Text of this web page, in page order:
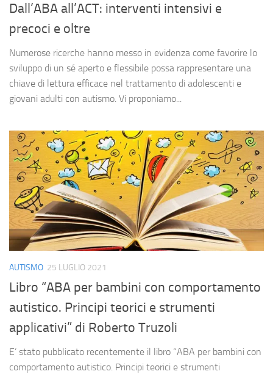
Dall’ABA all’ACT: interventi intensivi e
precoci e oltre
Numerose ricerche hanno messo in evidenza come favorire lo
sviluppo di un sé aperto e flessibile possa rappresentare una
chiave di lettura efficace nel trattamento di adolescenti e
giovani adulti con autismo. Vi proponiamo...
AUTISMO 25 LUGLIO 2021
Libro “ABA per bambini con comportamento
autistico. Principi teorici e strumenti
applicativi” di Roberto Truzoli
E’ stato pubblicato recentemente il libro “ABA per bambini con
comportamento autistico. Principi teorici e strumenti